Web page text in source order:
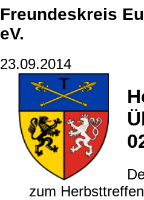
Freundeskreis
eV.
23.09.2014
zum